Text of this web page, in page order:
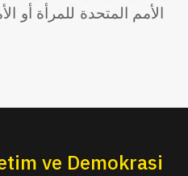
الأمم المتحدة للمرأة أو
ve Demokrasi